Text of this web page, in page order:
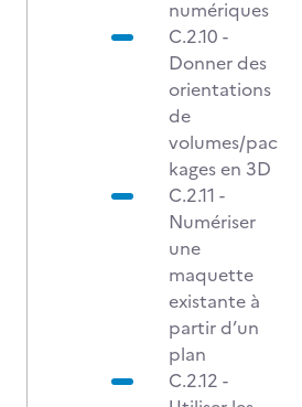
numériques
C.2.10 -
Donner des
orientations
de
volumes/pac
kages en 3D
C.2.11 -
Numériser
une
maquette
existante à
partir d’un
plan
C.2.12 -